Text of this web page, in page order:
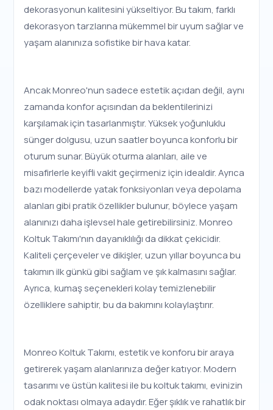
dekorasyonun kalitesini yükseltiyor. Bu takım, farklı
dekorasyon tarzlarına mükemmel bir uyum sağlar ve
yaşam alanınıza sofistike bir hava katar.
Ancak Monreo'nun sadece estetik açıdan değil, aynı
zamanda konfor açısından da beklentilerinizi
karşılamak için tasarlanmıştır. Yüksek yoğunluklu
sünger dolgusu, uzun saatler boyunca konforlu bir
oturum sunar. Büyük oturma alanları, aile ve
misafirlerle keyifli vakit geçirmeniz için idealdir. Ayrıca
bazı modellerde yatak fonksiyonları veya depolama
alanları gibi pratik özellikler bulunur, böylece yaşam
alanınızı daha işlevsel hale getirebilirsiniz. Monreo
Koltuk Takımı'nın dayanıklılığı da dikkat çekicidir.
Kaliteli çerçeveler ve dikişler, uzun yıllar boyunca bu
takımın ilk günkü gibi sağlam ve şık kalmasını sağlar.
Ayrıca, kumaş seçenekleri kolay temizlenebilir
özelliklere sahiptir, bu da bakımını kolaylaştırır.
Monreo Koltuk Takımı, estetik ve konforu bir araya
getirerek yaşam alanlarınıza değer katıyor. Modern
tasarımı ve üstün kalitesi ile bu koltuk takımı, evinizin
odak noktası olmaya adaydır. Eğer şıklık ve rahatlık bir